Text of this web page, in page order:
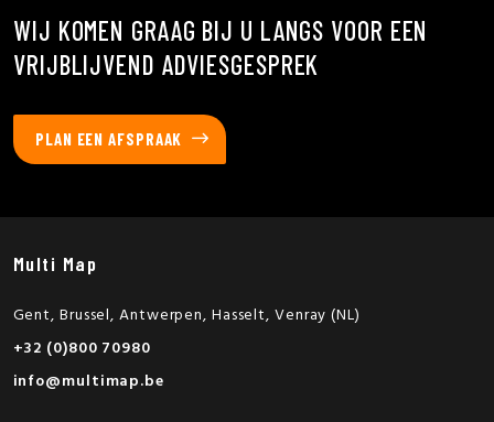
WIJ KOMEN GRAAG BIJ U LANGS VOOR EEN
VRIJBLIJVEND ADVIESGESPREK
PLAN EEN AFSPRAAK
Multi Map
Gent, Brussel, Antwerpen, Hasselt, Venray (NL)
+32 (0)800 70980
info@multimap.be